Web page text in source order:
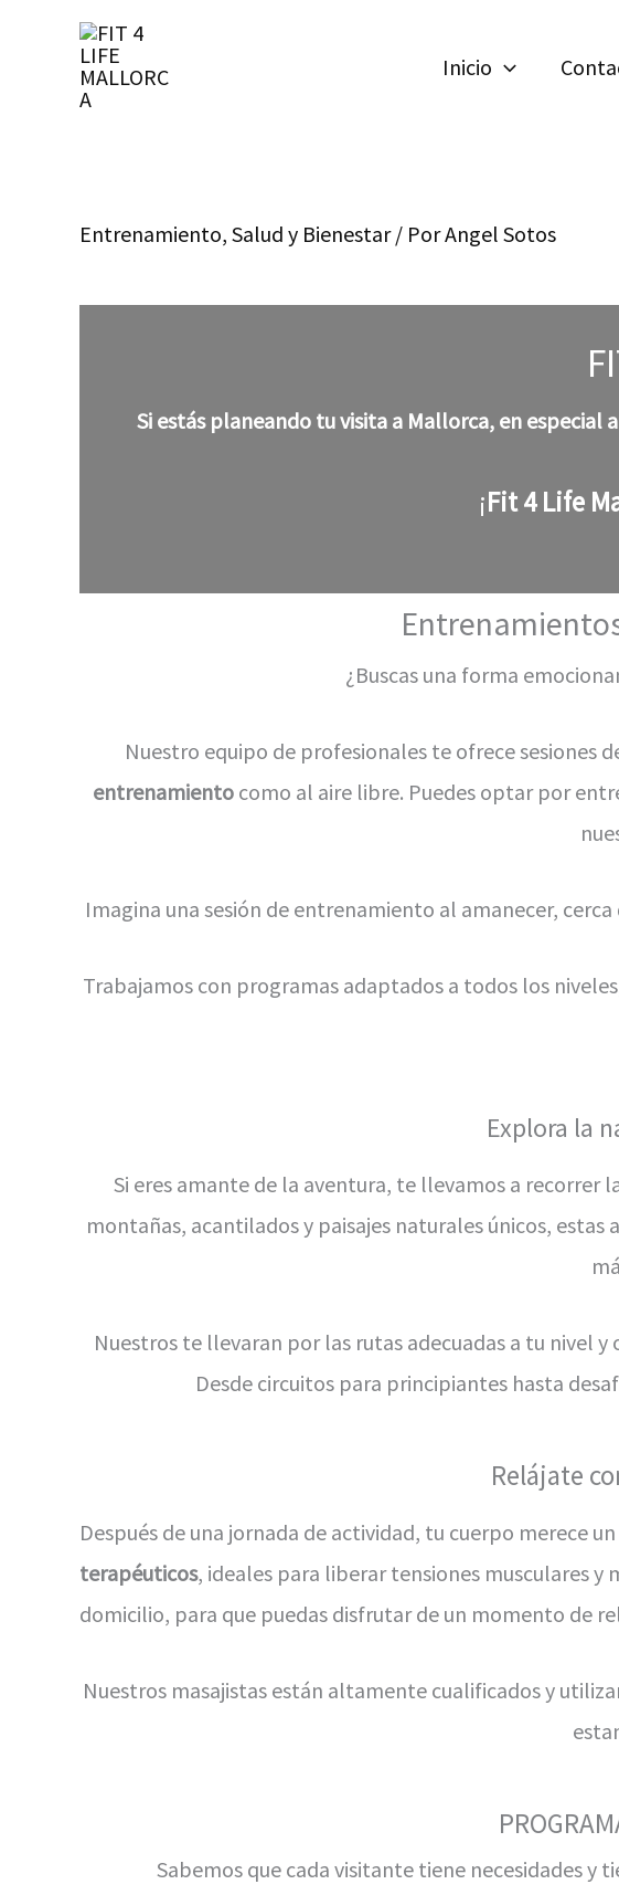
contenido
Inicio
Entrenamiento, Salud y Bienestar/ PorAngel Sotos
Si estás planeando tu visita a Mallorca, en
¡Fit 4 Life
¿Buscas una forma
Nuestro equipo de profesionales te ofrece sesiones
entrenamiento como al aire libre. Puedes optar por
Imagina una sesión de entrenamiento al amanecer,
Trabajamos con programas adaptados a todos los
Explora la
Si eres amante de la aventura, te llevamos a recorrer
montañas, acantilados y paisajes naturales únicos,
Nuestros te llevaran por las rutas adecuadas a tu nivel
Desde circuitos para principiantes hasta
Relájate
Después de una jornada de actividad, tu cuerpo merece
terapéuticos, ideales para liberar tensiones musculares y
domicilio, para que puedas disfrutar de un momento de
Nuestros masajistas están altamente cualificados y
Sabemos que cada visitante tiene necesidades